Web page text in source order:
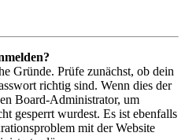
Gründe. Prüfe zunächst, ob dein
richtig sind. Wenn dies der
Board-Administrator, um
gesperrt wurdest. Es ist ebenfalls
mit der Website